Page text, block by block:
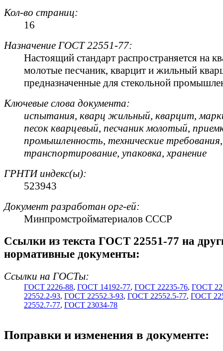
Кол-во страниц:
16
Назначение ГОСТ 22551-77:
Настоящий стандарт распространяется на
молотые песчаник, кварцит и жильный
предназначенные для стекольной
Ключевые слова документа:
испытания, кварц жильный, кварцит,
песок кварцевый, песчаник молотый,
промышленность, технические требования,
транспортирование, упаковка,хранение
ГРНТИ индекс(ы):
523943
Документ разработан орг-ей:
Минпромстройматериалов СССР
Cсылки из текста ГОСТ 22551-77 на
нормативные документы:
Ссылки на ГОСТы:
ГОСТ 2226-88, ГОСТ 14192-77, ГОСТ 22235-76, ГОСТ
22552.2-93, ГОСТ 22552.3-93, ГОСТ 22552.5-77, ГОСТ
22552.7-77, ГОСТ 23034-78
Поправки и изменения в документе: